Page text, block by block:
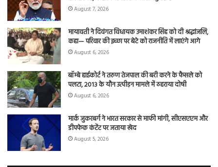
August 7, 2026
मायावती ने दिवंगत विधायक उमाशंकर सिंह को दी श्रद्धांजलि,
कहा— परिवार की इच्छा पर बेटे को राजनीति में लाएंगे आगे
August 6, 2026
बॉम्बे हाईकोर्ट ने तरुण तेजपाल की बरी करने के फैसले को
पलटा, 2013 के यौन उत्पीड़न मामले में ठहराया दोषी
August 6, 2026
मार्क जुकरबर्ग ने भारत सरकार से माफी मांगी, सीएसएएम और
डीपफेक कंटेंट पर जताया खेद
August 5, 2026